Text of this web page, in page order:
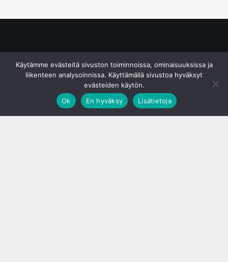
Käytämme evästeitä sivuston toiminnoissa, ominaisuuksissa ja
liikenteen analysoinnissa. Käyttämällä sivustoa hyväksyt
evästeiden käytön.
Ok
En hyväksy Lisätietoja